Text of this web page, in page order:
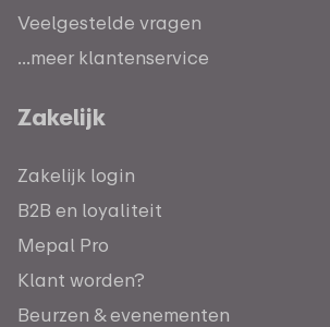
Veelgestelde vragen
...meer klantenservice
Zakelijk
Zakelijk login
B2B en loyaliteit
Mepal Pro
Klant worden?
Beurzen & evenementen